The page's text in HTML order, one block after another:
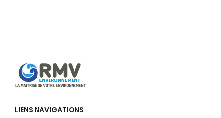
LIENS NAVIGATIONS